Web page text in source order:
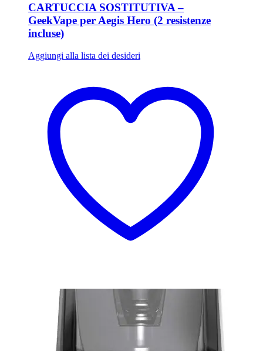
CARTUCCIA SOSTITUTIVA –
GeekVape per Aegis Hero (2 resistenze
incluse)
Aggiungi alla lista dei desideri